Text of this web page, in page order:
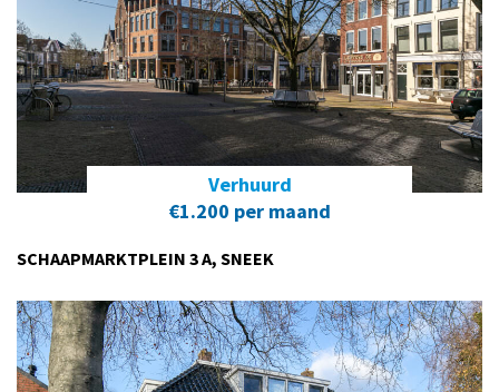
Verhuurd
€1.200 per maand
SCHAAPMARKTPLEIN 3 A, SNEEK